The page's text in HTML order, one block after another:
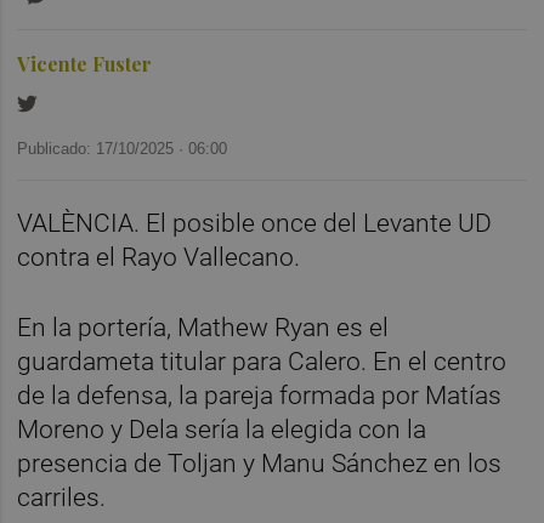
Vicente Fuster
Publicado: 17/10/2025 ·06:00
VALÈNCIA. El posible once del Levante UD
contra el Rayo Vallecano.
En la portería, Mathew Ryan es el
guardameta titular para Calero. En el centro
de la defensa, la pareja formada por Matías
Moreno y Dela sería la elegida con la
presencia de Toljan y Manu Sánchez en los
carriles.